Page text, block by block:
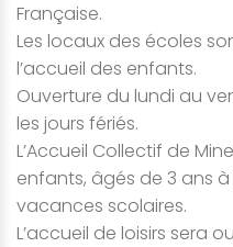
Française.
Les locaux des écoles
l’accueil des enfants.
Ouverture du lundi au
les jours fériés.
L’Accueil Collectif de
enfants, âgés de 3 ans
vacances scolaires.
L’accueil de loisirs sera